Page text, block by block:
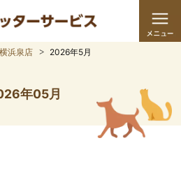
横浜泉店 2026年5月
年05月